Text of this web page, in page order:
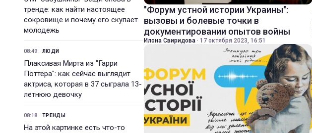
тренде: как найти настоящее
сокровище и почему его скупает
молодежь
08:49 ЛЮДИ
Плаксивая Мирта из "Гарри
Поттера": как сейчас выглядит
актриса, которая в 37 сыграла 13-
летнюю девочку
08:18 ТРЕНДЫ
На этой картинке есть что-то
"Форум устной истории Украины":
вызовы и болевые точки в
документировании опытов войны
Илона Свиридова · 17 октября 2023, 16:51